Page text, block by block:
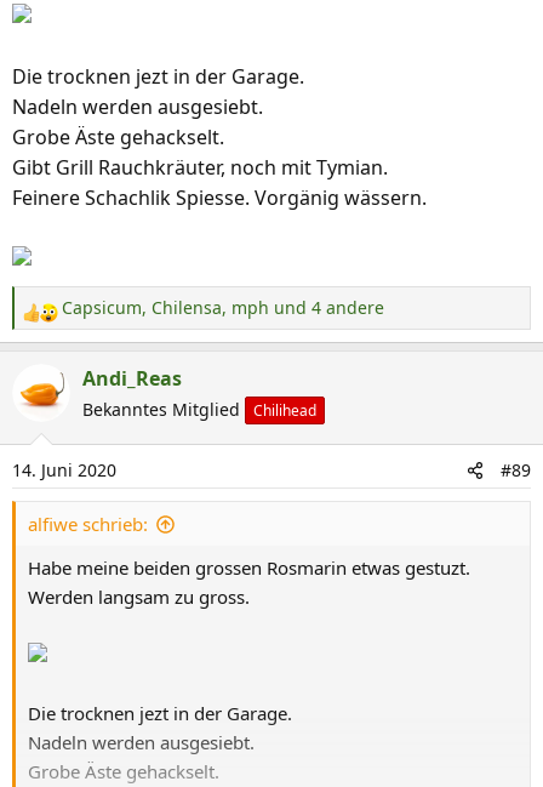
Die trocknen jezt in der Garage.
Nadeln werden ausgesiebt.
Grobe Äste gehackselt.
Gibt Grill Rauchkräuter, noch mit Tymian.
Feinere Schachlik Spiesse. Vorgänig wässern.
R
e
k
i
o
n
e
n
Capsicum, Chilensa, mph und 4 andere
Andi_Reas
Bekanntes Mitglied Chilihead
14. Juni 2020 #89
alfiwe schrieb:
Habe meine beiden grossen Rosmarin etwas gestuzt.
Werden langsam zu gross.
Die trocknen jezt in der Garage.
Nadeln werden ausgesiebt.
Grobe Äste gehackselt.